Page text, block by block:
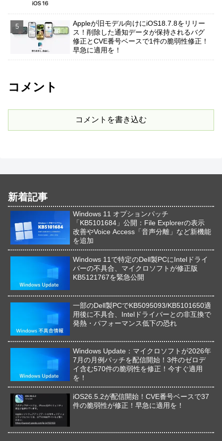
Appleが旧モデル向けにiOS18.7.8をリリー
ス！削除した通知データが保持されるバグ
修正とCVE番号ベースで1件の脆弱性修正！
早急に適用を！
コメント
コメントを書き込む
新着記事
Windows 11 オプションパッチ
「KB5101684」公開：File Explorerの表示
改善やVoice Access「音声分離」など新機能
を追加
Windows 11で特定のDell製PCにIntelドライ
バーの不具合、マイクロソフトが修正版
KB5121767を緊急公開
一部のDell製PCでKB5095093/KB5101650適
用後に不具合、Intelドライバーとの非互換で
発熱・パフォーマンス低下の恐れ
Windows Update：マイクロソフトが2026年
7月の月例パッチを配信開始！3件のゼロデ
イ含む570件の脆弱性を修正！今すぐ適用
を！
iOS26.5.2が配信開始！CVE番号ベースで37
件の脆弱性が修正！早急に適用を！